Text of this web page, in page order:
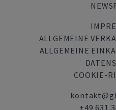
ALLGEMEINE
ALLGEMEINE
COOKIE-
+49 631